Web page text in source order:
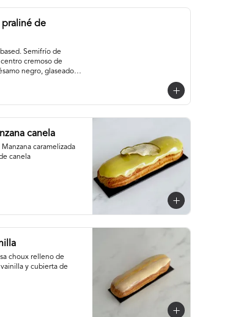
praliné de
Semifrío de
cremoso de
negro, glaseado
canela
caramelizada
canela
choux relleno de
y cubierta de